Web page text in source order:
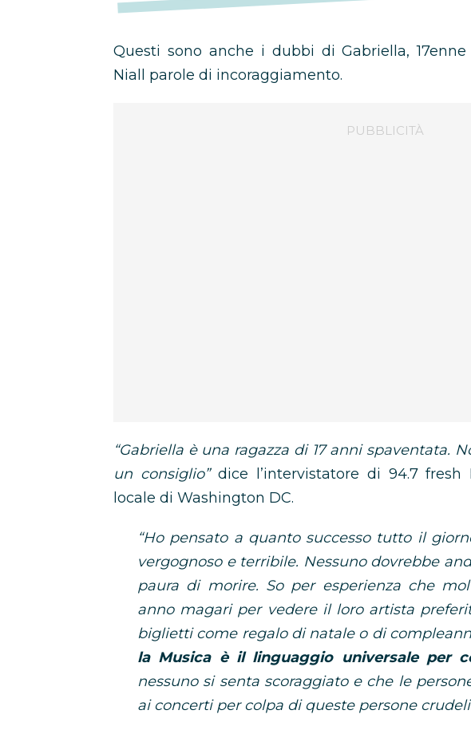
Questi sono anche i dubbi di Gabriella,
Niall parole di incoraggiamento.
“Gabriella è una ragazza di 17 anni spaventata.
un consiglio”dice l’intervistatore di 94.7
locale di Washington DC.
“Ho pensato a quanto successo tutto il
vergognoso e terribile. Nessuno dovrebbe
paura di morire. So per esperienza che
anno magari per vedere il loro artista
biglietti come regalo di natale o di
la Musica è il linguaggio universale per
nessuno si senta scoraggiato e che le
ai concerti per colpa di queste persone